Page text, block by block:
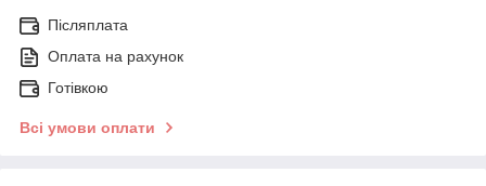
Післяплата
Оплата на рахунок
Готівкою
Всі умови оплати